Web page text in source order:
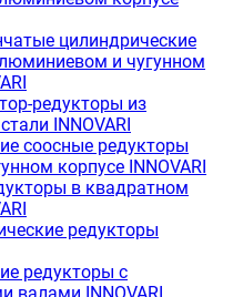
цилиндрические
и чугунном
редукторы из
INNOVARI
соосные редукторы
корпусе INNOVARI
в квадратном
редукторы
редукторы с